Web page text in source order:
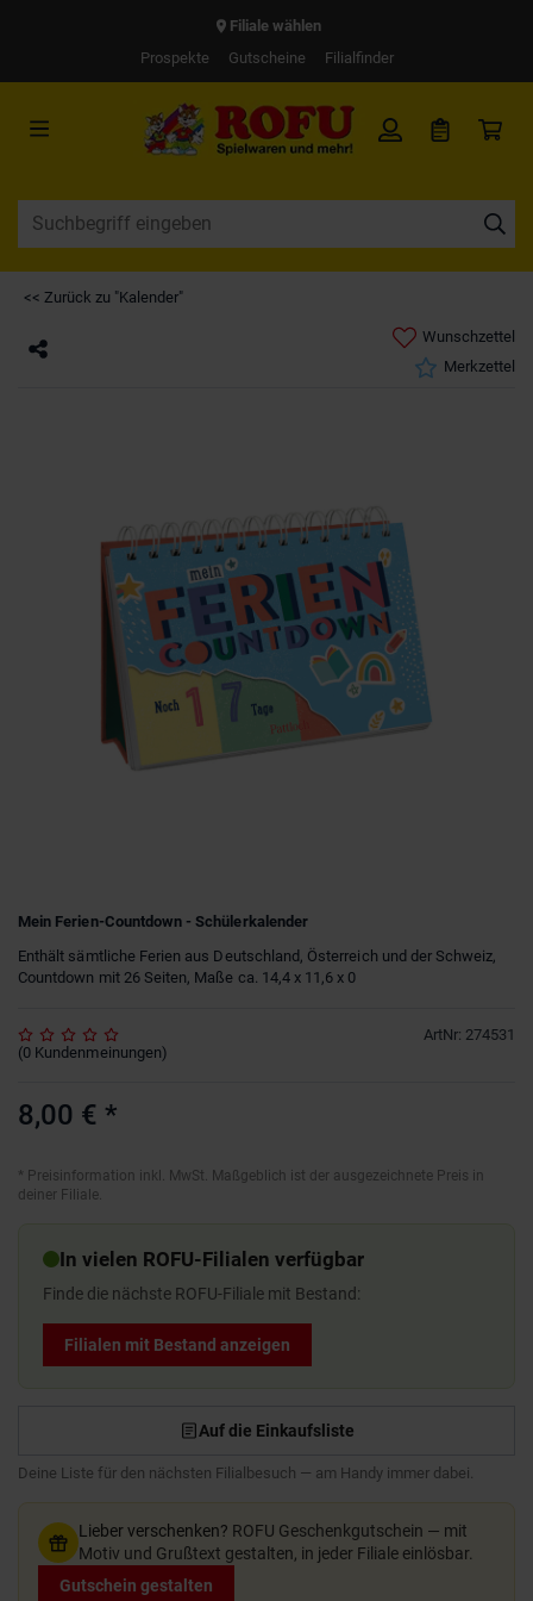
Filiale wählen
Prospekte
Gutscheine Filialfinder
<< Zurück zu "Kalender"
Wunschzettel
Merkzettel
Mein Ferien-Countdown - Schülerkalender
Enthält sämtliche Ferien aus Deutschland, Österreich und der Schweiz,
Countdown mit 26 Seiten, Maße ca. 14,4 x 11,6 x 0
ArtNr: 274531
(0 Kundenmeinungen)
8,00 € *
* Preisinformation inkl. MwSt. Maßgeblich ist der ausgezeichnete Preis in
deiner Filiale.
In vielen ROFU-Filialen verfügbar
Finde die nächste ROFU-Filiale mit Bestand:
Filialen mit Bestand anzeigen
Auf die Einkaufsliste
Deine Liste für den nächsten Filialbesuch — am Handy immer dabei.
Lieber verschenken? ROFU Geschenkgutschein — mit
Motiv und Grußtext gestalten, in jeder Filiale einlösbar.
Gutschein gestalten